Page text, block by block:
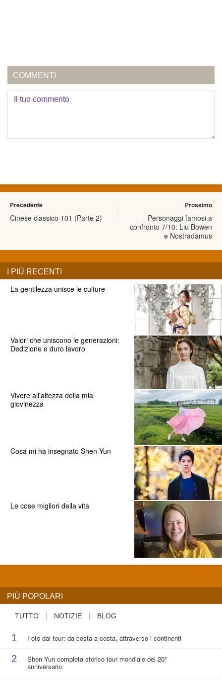
COMMENTI
Precedente
Cinese classico 101 (Parte 2)
Prossimo
Personaggi famosi a
confronto 7/10: Liu Bowen
e Nostradamus
I PIÙ RECENTI
La gentilezza unisce le culture
Valori che uniscono le generazioni:
Dedizione e duro lavoro
Vivere all'altezza della mia
giovinezza
Cosa mi ha insegnato Shen Yun
Le cose migliori della vita
PIÙ POPOLARI
TUTTO NOTIZIE BLOG
1 Foto dal tour: da costa a costa, attraverso i continenti
2 Shen Yun completa storico tour mondiale del 20°
anniversario